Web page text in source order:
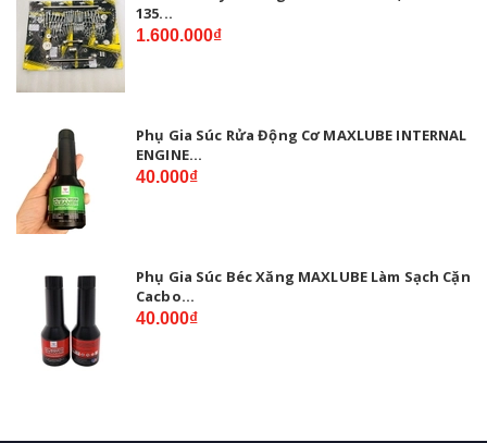
135...
1.600.000₫
Phụ Gia Súc Rửa Động Cơ MAXLUBE INTERNAL
ENGINE...
40.000₫
Phụ Gia Súc Béc Xăng MAXLUBE Làm Sạch Cặn
Cacbo...
40.000₫